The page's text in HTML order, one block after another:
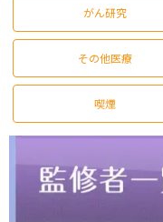
がん研究
その他医療
喫煙